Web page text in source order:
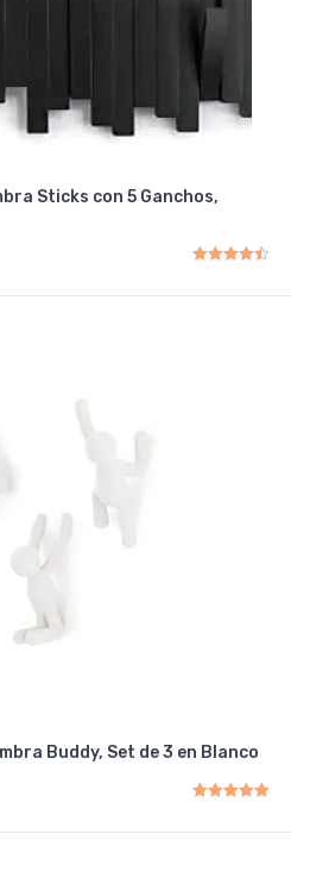
Sticks con 5 Ganchos,
Buddy, Set de 3 en Blanco